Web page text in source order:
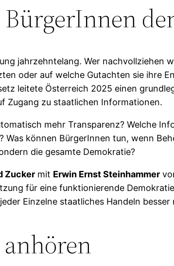
jahrzehntelang. Wer nachvollziehen
oder auf welche Gutachten sie ihre
leitete Österreich 2025 einen
Zugang zu staatlichen Informationen.
mehr Transparenz? Welche
Was können BürgerInnen tun, wenn
die gesamte Demokratie?
Zucker mit Erwin Ernst Steinhammer
für eine funktionierende
Einzelne staatliches Handeln besser
anhören